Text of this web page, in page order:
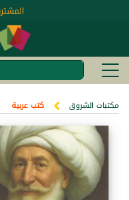
مكتبات الشروق كتب عربية